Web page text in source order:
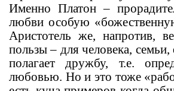
Именно Платон –
любви особую
Аристотель же, напротив,
пользы – для человека,
полагает дружбу, т.е.
любовью. Но и это тоже